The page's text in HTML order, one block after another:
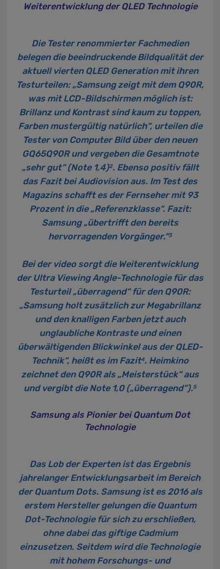
Weiterentwicklung der QLED Technologie
Die Tester renommierter Fachmedien
belegen die beeindruckende Bildqualität der
aktuell vierten QLED Generation mit ihren
Testurteilen: „Samsung zeigt mit dem Q90R,
was mit LCD-Bildschirmen möglich ist:
Brillanz und Kontrast sind kaum zu toppen,
Farben mustergültig natürlich“, urteilen die
Tester von Computer Bild über den neuen
GQ65Q90R und vergeben die Gesamtnote
„sehr gut“ (Note 1,4)2. Ebenso positiv fällt
das Fazit bei Audiovision aus. Im Test des
Magazins schafft es der Fernseher mit 93
Prozent in die „Referenzklasse“. Fazit:
Samsung „übertrifft den bereits
hervorragenden Vorgänger.“3
Bei der video sorgt die Weiterentwicklung
der Ultra Viewing Angle-Technologie für das
Testurteil „überragend“ für den Q90R:
„Samsung holt zusätzlich zur Megabrillanz
und den knalligen Farben jetzt auch
unglaubliche Kontraste und einen
überwältigenden Blickwinkel aus der QLED-
Technik“, heißt es im Fazit4. Heimkino
zeichnet den Q90R als „Meisterstück“ aus
und vergibt die Note 1,0 („überragend”).5
Samsung als Pionier bei Quantum Dot
Technologie
Das Lob der Experten ist das Ergebnis
jahrelanger Entwicklungsarbeit im Bereich
der Quantum Dots. Samsung ist es 2016 als
erstem Hersteller gelungen die Quantum
Dot-Technologie für sich zu erschließen,
ohne dabei das giftige Cadmium
einzusetzen. Seitdem wird die Technologie
mit hohem Forschungs- und